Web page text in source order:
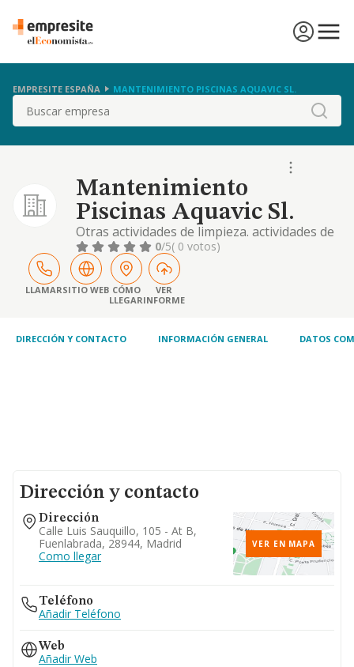
EMPRESITE ESPAÑA MANTENIMIENTO PISCINAS AQUAVIC SL.
Buscar
Mantenimiento
Piscinas Aquavic Sl.
Otras actividades de limpieza. actividades de
jardinería. otro comercio al por menor en
establecimientos no especializados
0/5( 0 votos)
LLAMARSITIO WEB CÓMO
LLEGAR
VER
INFORME
DIRECCIÓN Y CONTACTO INFORMACIÓN GENERAL DATOS
Dirección y contacto
Dirección
Calle Luis Sauquillo, 105 - At B,
Fuenlabrada, 28944, Madrid
Como llegar
VER EN MAPA
Teléfono
Añadir Teléfono
Web
Añadir Web